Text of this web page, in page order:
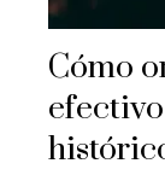
Cómo